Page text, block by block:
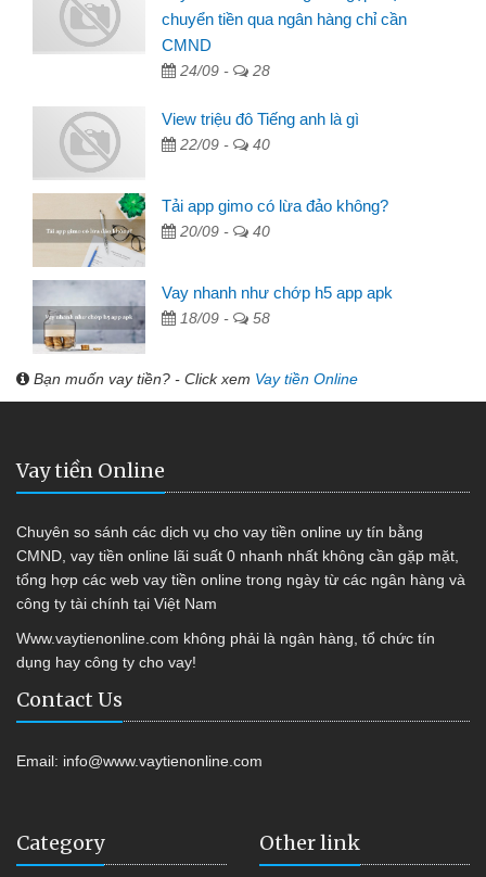
chuyển tiền qua ngân hàng chỉ cần
CMND
24/09 - 28
View triệu đô Tiếng anh là gì
22/09 - 40
Tải app gimo có lừa đảo không?
20/09 - 40
Vay nhanh như chớp h5 app apk
18/09 - 58
Bạn muốn vay tiền? - Click xem Vay tiền Online
Vay tiền Online
Chuyên so sánh các dịch vụ cho vay tiền online uy tín bằng
CMND, vay tiền online lãi suất 0 nhanh nhất không cần gặp mặt,
tổng hợp các web vay tiền online trong ngày từ các ngân hàng và
công ty tài chính tại Việt Nam
Www.vaytienonline.com không phải là ngân hàng, tổ chức tín
dụng hay công ty cho vay!
Contact Us
Email: info@www.vaytienonline.com
Category Other link